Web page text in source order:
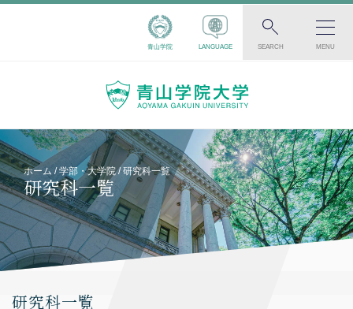
青山学院 LANGUAGE SEARCH MENU
ホーム 学部・大学院 研究科一覧
研究科一覧
研究科一覧